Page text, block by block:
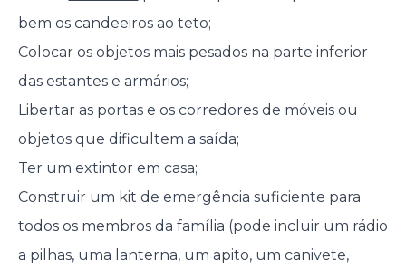
bem os candeeiros ao teto;
Colocar os objetos mais pesados na parte inferior
das estantes e armários;
Libertar as portas e os corredores de móveis ou
objetos que dificultem a saída;
Ter um extintor em casa;
Construir um kit de emergência suficiente para
todos os membros da família (pode incluir um rádio
a pilhas, uma lanterna, um apito, um canivete,